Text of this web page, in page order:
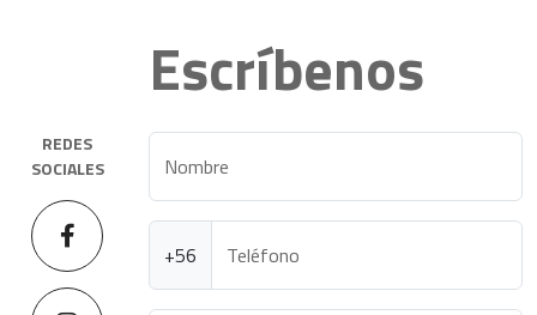
REDES
SOCIALES
Escríbenos
Nombre
+56 Teléfono